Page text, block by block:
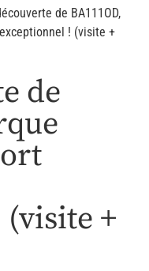
de BA111OD,
! (visite +
de
+